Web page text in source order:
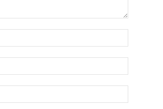
electrónico:
web: